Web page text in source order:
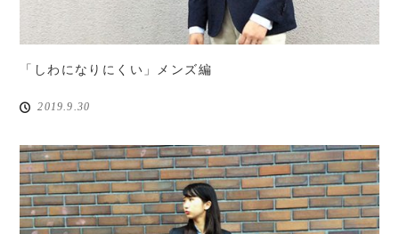
「しわになりにくい」メンズ編
2019.9.30